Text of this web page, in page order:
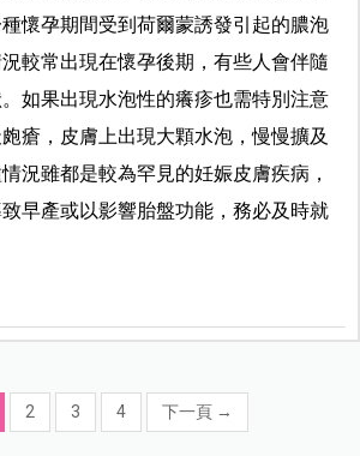
懷孕期間受到荷爾蒙誘發引起的膿泡
較常出現在懷孕後期，有些人會伴隨
如果出現水泡性的癢疹也需特別注意
瘡，皮膚上出現大顆水泡，慢慢擴及
況雖都是較為罕見的妊娠皮膚疾病，
早產或以影響胎盤功能，務必及時就
2 3 4 下一頁 →